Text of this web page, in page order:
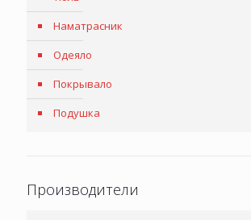
Наматрасник
Одеяло
Покрывало
Подушка
Производители